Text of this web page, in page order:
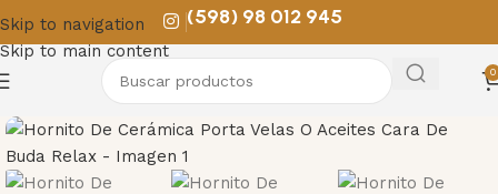
Skip to navigation
Skip to main content
(598) 98 012 945
0